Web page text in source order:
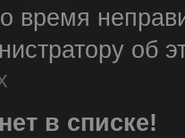
время
об
в списке!